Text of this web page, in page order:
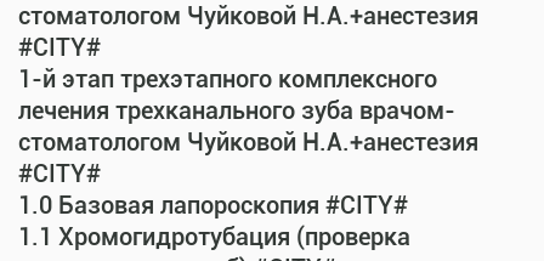
стоматологом Чуйковой Н.А.+анестезия
#CITY#
1-й этап трехэтапного комплексного
лечения трехканального зуба врачом-
стоматологом Чуйковой Н.А.+анестезия
#CITY#
1.0 Базовая лапороскопия #CITY#
1.1 Хромогидротубация (проверка